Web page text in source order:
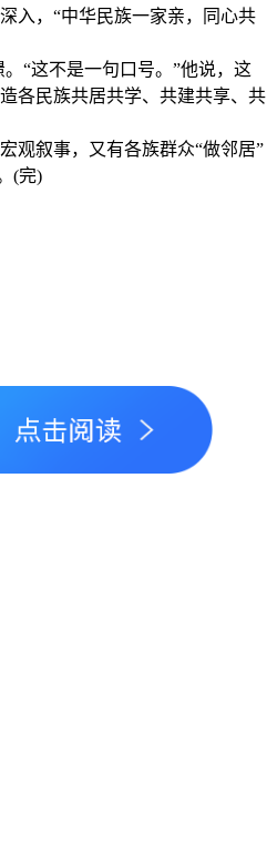
，“中华民族一家亲，同心共
“这不是一句口号。”他说，这
各民族共居共学、共建共享、共
叙事，又有各族群众“做邻居”
(完)